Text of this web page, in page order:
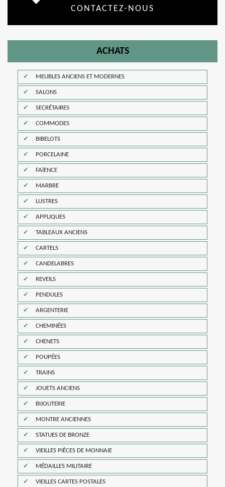
CONTACTEZ-NOUS
ACHATS
MEUBLES ANCIENS ET MODERNES
SALONS
SECRÉTAIRES
COMMODES
BIBELOTS
PORCELAINE
FAÏENCE
MARBRE
LUSTRES
APPLIQUES
TABLEAUX ANCIENS
CARTELS
CANDELABRES
REVEILS
PENDULES
ARGENTERIE
CHEMINÉES
CHENETS
POUPÉES
TRAINS
JOUETS ANCIENS
BIJOUTERIE
MONTRE ANCIENNES
STATUES DE BRONZE
VIEILLES PIÈCES DE MONNAIE
MÉDAILLES MILITAIRE
VIEILLES CARTES POSTALES